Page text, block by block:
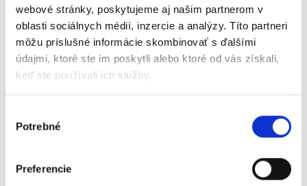
webové stránky, poskytujeme aj našim partnerom v
oblasti sociálnych médií, inzercie a analýzy. Títo partneri
môžu príslušné informácie skombinovať s ďalšími
údajmi, ktoré ste im poskytli alebo ktoré od vás získali,
keď ste používali ich služby.
súhlasu
Potrebné
Preferencie
Digitálne účtovníctvo
na
30 dní zadarmo
Pridajte sa k viac ako 30 000+ firmám, ktoré